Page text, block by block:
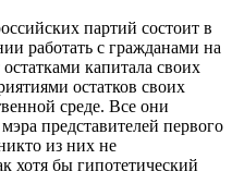
партий состоит в
работать с гражданами на
капитала своих
остатков своих
среде. Все они
представителей первого
из них не
хотя бы гипотетический